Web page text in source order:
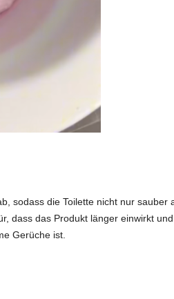
sodass die Toilette nicht nur sauber
dass das Produkt länger einwirkt
Gerüche ist.